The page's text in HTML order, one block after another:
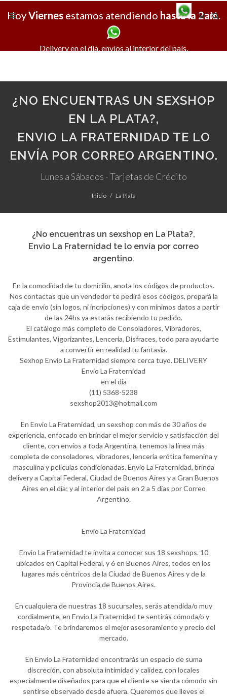
X
HoyViernesestamos atendiendo hasta la 2am.
Delivery en el día, envíos al interior del país.
¿NO ENCUENTRAS UN SEXSHOP
EN LA PLATA?,
ENVIO LA FRATERNIDAD TE LO
ENVÍA POR CORREO ARGENTINO.
Lunes a Sábados - Tarjetas de Crédito
Inicio La Plata
¿No encuentras un sexshop en La Plata?,
Envio La Fraternidad te lo envía por correo
argentino.
En la comodidad de tu domicilio, anota los códigos de productos.
Nos contactas que un vendedor te pedirá esos códigos, prepará la
caja de envío (sin logos, ni incripciones) y con mínimos datos a partir
de las 24hs ya estarás recibiendo tu pedido.
El catálogo más completo de Consoladores, Vibradores,
Estimulantes, Vigorizantes, Lenceria, Disfraces, todo para ayudarte
a convertir en realidad tu fantasía.
Sexhop Envio La Fraternidad siempre cerca tuyo. DELIVERY
Envio La Fraternidad
en el día
(11) 5368-5238
sexshop2013@hotmail.com
En Envio La Fraternidad, un sexshop con más de 30 años de
experiencia, enfocado en brindar el mejor servicio y satisfacción del
cliente, con envíos a toda Argentina, tenemos la línea más
completa de consoladores, vibradores, lencería erótica femenina y
masculina y películas condicionadas. Envio La Fraternidad, brinda
delivery a Capital Federal, Ciudad de Buenos Aires y a Gran Buenos
Aires en el día; y al interior del pais en 2 a 5 días por Correo
Argentino.
Envio La Fraternidad
Envio La Fraternidad te invita a conocer sus 18 sexshops. 10
ubicados en Capital Federal, y 6 en Buenos Aires, todos en los
lugares más céntricos de la Ciudad de Buenos Aires y de la
Provincia de Buenos Aires.
En cualquiera de nuestras 18 sucursales, serás atendida/o muy
cordialmente, en Envio La Fraternidad te sentirás cómoda/o y
respetada/o. Te brindaremos el mejor asesoramiento y precio del
mercado.
En Envio La Fraternidad encontrarás un espacio de suma
discreción, con absoluta intimidad y calidez, con locales
especialmente diseñados para que el cliente se sienta cómodo sin
sentirse observado desde afuera. Queremos que lleves el